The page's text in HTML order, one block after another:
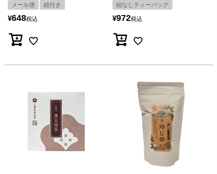
メール便 紐付き
¥648税込
紐なしティーバッグ
¥972税込